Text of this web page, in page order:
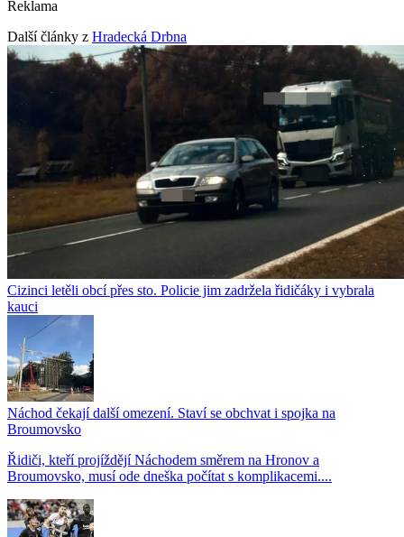
Reklama
Další články z Hradecká Drbna
Cizinci letěli obcí přes sto. Policie jim zadržela řidičáky i vybrala
kauci
Náchod čekají další omezení. Staví se obchvat i spojka na
Broumovsko
Řidiči, kteří projíždějí Náchodem směrem na Hronov a
Broumovsko, musí ode dneška počítat s komplikacemi....